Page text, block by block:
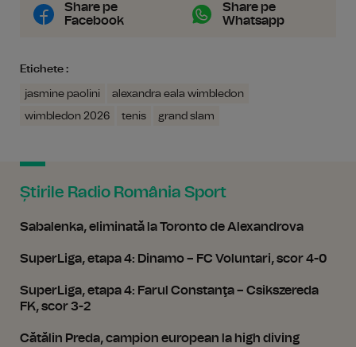
Share pe
Facebook
Share pe
Whatsapp
Etichete :
jasmine paolini
alexandra eala wimbledon
wimbledon 2026
tenis grand slam
Știrile Radio România Sport
Sabalenka, eliminată la Toronto de Alexandrova
SuperLiga, etapa 4: Dinamo – FC Voluntari, scor 4-0
SuperLiga, etapa 4: Farul Constanţa – Csikszereda
FK, scor 3-2
Cătălin Preda, campion european la high diving